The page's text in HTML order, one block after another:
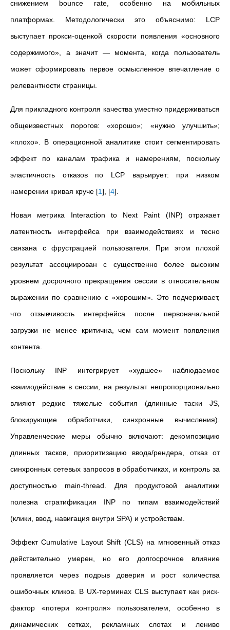
снижением bounce rate, особенно на мобильных
платформах. Методологически это объяснимо: LCP
выступает прокси-оценкой скорости появления «основного
содержимого», а значит — момента, когда пользователь
может сформировать первое осмысленное впечатление о
релевантности страницы.
Для прикладного контроля качества уместно придерживаться
общеизвестных порогов: «хорошо»; «нужно улучшить»;
«плохо». В операционной аналитике стоит сегментировать
эффект по каналам трафика и намерениям, поскольку
эластичность отказов по LCP варьирует: при низком
намерении кривая круче [1] [4]
Новая метрика Interaction to Next Paint (INP) отражает
латентность интерфейса при взаимодействиях и тесно
связана с фрустрацией пользователя. При этом плохой
результат ассоциирован с существенно более высоким
уровнем досрочного прекращения сессии в относительном
выражении по сравнению с «хорошим». Это подчеркивает,
что отзывчивость интерфейса после первоначальной
загрузки не менее критична, чем сам момент появления
контента.
Поскольку INP интегрирует «худшее» наблюдаемое
взаимодействие в сессии, на результат непропорционально
влияют редкие тяжелые события (длинные таски JS,
блокирующие обработчики, синхронные вычисления).
Управленческие меры обычно включают: декомпозицию
длинных тасков, приоритизацию ввода/рендера, отказ от
синхронных сетевых запросов в обработчиках, и контроль за
доступностью main-thread. Для продуктовой аналитики
полезна стратификация INP по типам взаимодействий
(клики, ввод, навигация внутри SPA) и устройствам.
Эффект Cumulative Layout Shift (CLS) на мгновенный отказ
действительно умерен, но его долгосрочное влияние
проявляется через подрыв доверия и рост количества
ошибочных кликов. В UX-терминах CLS выступает как риск-
фактор «потери контроля» пользователем, особенно в
динамических сетках, рекламных слотах и лениво